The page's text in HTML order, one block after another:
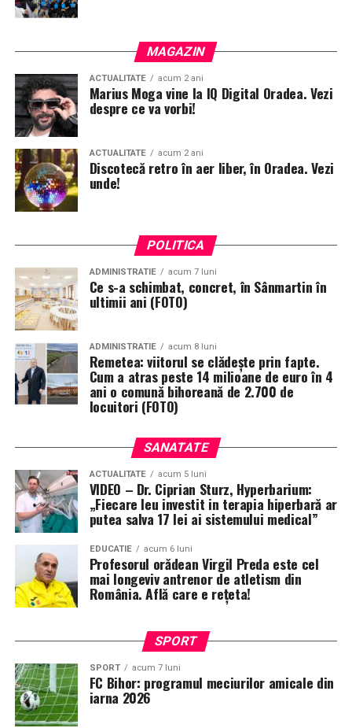
MAGAZIN
ACTUALITATE acum 2 ani
Marius Moga vine la IQ Digital Oradea. Vezi
despre ce va vorbi!
ACTUALITATE acum 2 ani
Discotecă retro în aer liber, în Oradea. Vezi
unde!
POLITICA
ADMINISTRATIE acum 7 luni
Ce s-a schimbat, concret, în Sânmartin în
ultimii ani (FOTO)
ADMINISTRATIE acum 8 luni
Remetea: viitorul se clădește prin fapte.
Cum a atras peste 14 milioane de euro în 4
ani o comună bihoreană de 2.700 de
locuitori (FOTO)
SANATATE
ACTUALITATE acum 5 luni
VIDEO – Dr. Ciprian Sturz, Hyperbarium:
„Fiecare leu investit in terapia hiperbară ar
putea salva 17 lei ai sistemului medical”
EDUCATIE acum 6 luni
Profesorul orădean Virgil Preda este cel
mai longeviv antrenor de atletism din
România. Află care e rețeta!
SPORT
SPORT acum 7 luni
FC Bihor: programul meciurilor amicale din
iarna 2026